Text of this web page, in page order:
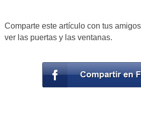
Comparte este artículo con tus
ver las puertas y las ventanas.